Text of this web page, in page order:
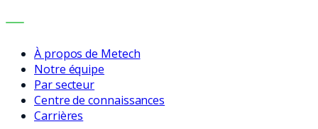
ENTREPRISE
À propos de Metech
Notre équipe
Par secteur
Centre de connaissances
Carrières